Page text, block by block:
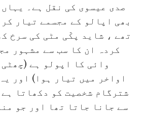
صدی عیسوی کی نقل ہے۔
بھی اپالو کے مجسمے تیار
تھے ، شاید پکّی مٹی کی سرخ
کردہ ان کا سب سے مشہور
وائی کا اپولو ہے
اواخر میں تیار ہوا) اور
شترگام شخصیت کو دکھاتا
سے جانا جاتا تھا اور جو